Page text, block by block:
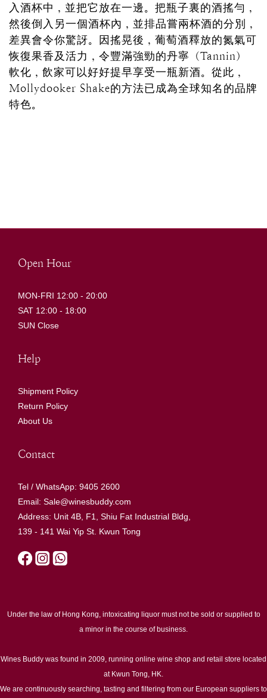
入酒杯中，並把它放在一邊。把瓶子裏的酒搖勻，
然後倒入另一個酒杯內，並排品嘗兩杯酒的分別，
差異會令你驚訝。因搖晃後，葡萄酒釋放的氮氣可
恢復果香及活力，令豐滿強勁的丹寧（Tannin）
軟化，飲家可以好好提早享受一瓶新酒。從此，
Mollydooker Shake的方法已成為全球知名的品牌
特色。
Open Hour
MON-FRI 12:00 - 20:00
SAT 12:00 - 18:00
SUN Close
Help
Shipment Policy
Return Policy
About Us
Contact
Tel / WhatsApp: 9405 2600
Email: Sale@winesbuddy.com
Address: Unit 4B, F1, Shiu Fat Industrial Bldg,
139 - 141 Wai Yip St. Kwun Tong
Under the law of Hong Kong, intoxicating liquor must not be sold or supplied to
a minor in the course of business.
Wines Buddy was found in 2009, running online wine shop and retail store located
at Kwun Tong, HK.
We are continuously searching, tasting and filtering from our European suppliers to